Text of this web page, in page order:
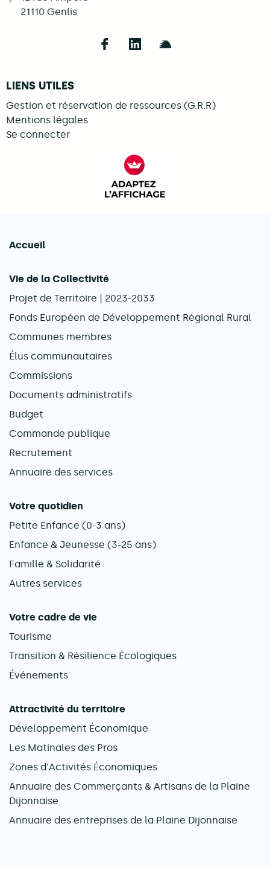
21110 Genlis
Follow us on Facebook
Follow us on LinkedIn
Follow us on
LIENS UTILES
Gestion et réservation de ressources (G.R.R)
Mentions légales
Se connecter
FACIL'iti : Adaptez
Accueil
Vie de la Collectivité
Projet de Territoire | 2023-2033
Fonds Européen de Développement Régional Rural
Communes membres
Élus communautaires
Commissions
Documents administratifs
Budget
Commande publique
Recrutement
Annuaire des services
Votre quotidien
Petite Enfance (0-3 ans)
Enfance & Jeunesse (3-25 ans)
Famille & Solidarité
Autres services
Votre cadre de vie
Tourisme
Transition & Résilience Écologiques
Événements
Attractivité du territoire
Développement Économique
Les Matinales des Pros
Zones d'Activités Économiques
Annuaire des Commerçants & Artisans de la Plaine
Dijonnaise
Annuaire des entreprises de la Plaine Dijonnaise